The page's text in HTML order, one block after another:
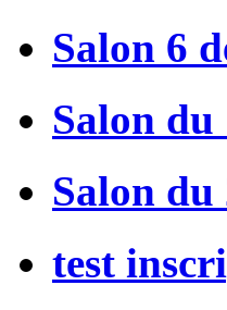
Salon 6
Salon du
Salon du
test